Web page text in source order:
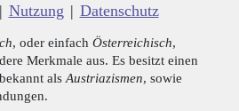
| Nutzung | Datenschutz
, oder einfach Österreichisch,
Merkmale aus. Es besitzt einen
als Austriazismen, sowie